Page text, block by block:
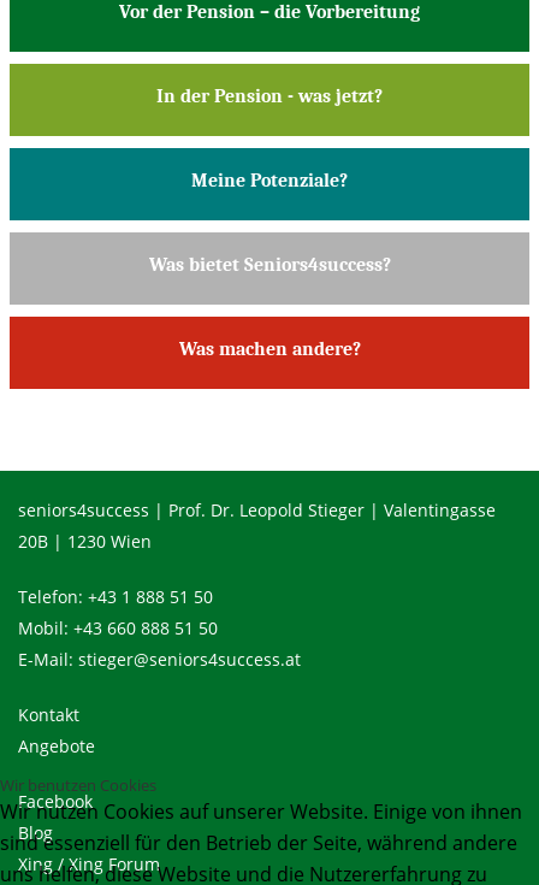
Vor der Pension – die Vorbereitung
In der Pension - was jetzt?
Meine Potenziale?
Was bietet Seniors4success?
Was machen andere?
seniors4success | Prof. Dr. Leopold Stieger | Valentingasse
20B | 1230 Wien
Telefon: +43 1 888 51 50
Mobil: +43 660 888 51 50
E-Mail: stieger@seniors4success.at
Kontakt
Angebote
Facebook
Blog
Xing /Xing Forum
Wir benutzen Cookies
Wir nutzen Cookies auf unserer Website. Einige von ihnen
sind essenziell für den Betrieb der Seite, während andere
uns helfen, diese Website und die Nutzererfahrung zu